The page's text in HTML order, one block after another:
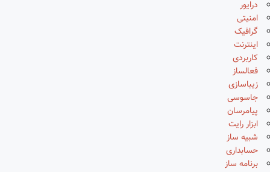
درایور
امنیتی
گرافیک
اینترنت
کاربردی
فعالساز
زیباسازی
جاسوسی
پیامرسان
ابزار رایت
شبیه ساز
حسابداری
برنامه ساز